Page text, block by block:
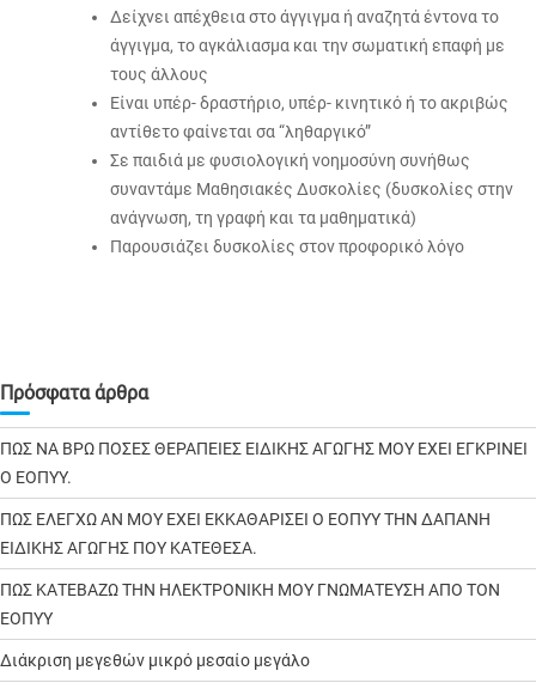
Δείχνει απέχθεια στο άγγιγμα ή αναζητά έντονα το
άγγιγμα, το αγκάλιασμα και την σωματική επαφή με
τους άλλους
Είναι υπέρ- δραστήριο, υπέρ- κινητικό ή το ακριβώς
αντίθετο φαίνεται σα “ληθαργικό”
Σε παιδιά με φυσιολογική νοημοσύνη συνήθως
συναντάμε Μαθησιακές Δυσκολίες (δυσκολίες στην
ανάγνωση, τη γραφή και τα μαθηματικά)
Παρουσιάζει δυσκολίες στον προφορικό λόγο
Πρόσφατα άρθρα
ΠΩΣ ΝΑ ΒΡΩ ΠΟΣΕΣ ΘΕΡΑΠΕΙΕΣ ΕΙΔΙΚΗΣ ΑΓΩΓΗΣ ΜΟΥ ΕΧΕΙ ΕΓΚΡΙΝΕΙ
Ο ΕΟΠΥΥ.
ΠΩΣ ΕΛΕΓΧΩ ΑΝ ΜΟΥ ΕΧΕΙ ΕΚΚΑΘΑΡΙΣΕΙ Ο ΕΟΠΥΥ ΤΗΝ ΔΑΠΑΝΗ
ΕΙΔΙΚΗΣ ΑΓΩΓΗΣ ΠΟΥ ΚΑΤΕΘΕΣΑ.
ΠΩΣ ΚΑΤΕΒΑΖΩ ΤΗΝ ΗΛΕΚΤΡΟΝΙΚΗ ΜΟΥ ΓΝΩΜΑΤΕΥΣΗ ΑΠΟ ΤΟΝ
ΕΟΠΥΥ
Διάκριση μεγεθών μικρό μεσαίο μεγάλο